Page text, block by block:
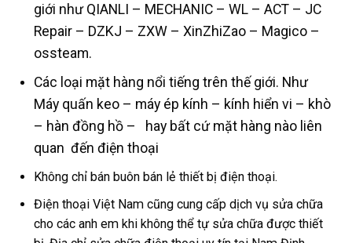
giới như QIANLI – MECHANIC – WL – ACT – JC
Repair – DZKJ – ZXW – XinZhiZao – Magico –
ossteam.
Các loại mặt hàng nổi tiếng trên thế giới. Như
Máy quấn keo – máy ép kính – kính hiển vi – khò
– hàn đồng hồ – hay bất cứ mặt hàng nào liên
quan đến điện thoại
Không chỉ bán buôn bán lẻ thiết bị điện thoại.
Điện thoại Việt Nam cũng cung cấp dịch vụ sửa chữa
cho các anh em khi không thể tự sửa chữa được thiết